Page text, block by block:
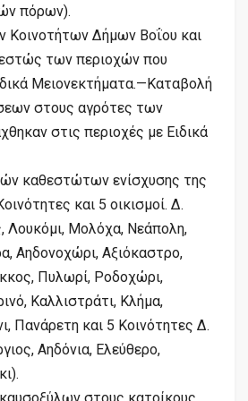
πόρων).
Κοινοτήτων Δήμων Βοΐου και
των περιοχών που
Μειονεκτήματα.—Καταβολή
στους αγρότες των
στις περιοχές με Ειδικά
καθεστώτων ενίσχυσης της
και 5 οικισμοί. Δ.
Λουκόμι, Μολόχα, Νεάπολη,
Αηδονοχώρι, Αξιόκαστρο,
Πυλωρί, Ροδοχώρι,
Καλλιστράτι, Κλήμα,
Πανάρετη και 5 Κοινότητες Δ.
Αηδόνια, Ελεύθερο,